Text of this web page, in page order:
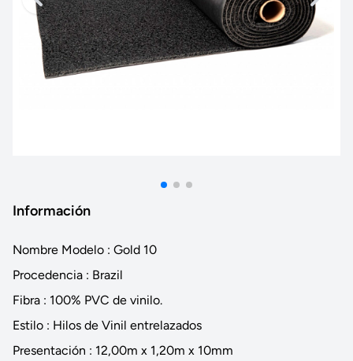
Información
Nombre Modelo : Gold 10
Procedencia : Brazil
Fibra : 100% PVC de vinilo.
Estilo : Hilos de Vinil entrelazados
Presentación : 12,00m x 1,20m x 10mm